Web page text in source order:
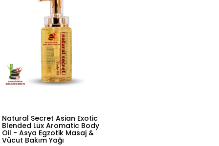
Natural Secret Asian Exotic
Blended Lüx Aromatic Body
Oil - Asya Egzotik Masaj &
Vücut Bakım Yağı